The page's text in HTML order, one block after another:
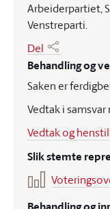
Arbeiderpartiet,
Venstreparti.
Del
Behandling og
Saken er
Vedtak i
Vedtak og
Slik stemte